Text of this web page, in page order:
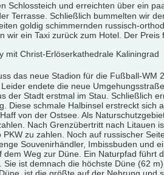
Schlossteich und erreichten über ein
Terrasse. Schließlich bummelten wir
goldig schimmernden russisch-
wir ein Taxi zurück zum Hotel. Der
das neue Stadion für die Fußball-WM
endete die neue
der Stadt erstmal im Stau. Schließlich
Diese schmale Halbinsel erstreckt sich
von der Ostsee. Als
Nach Grenzübertritt nach Litauen
zu zahlen. Noch auf russischer
Souvenirhändler, Imbissbuden und
Weg zur Düne. Ein Naturpfad führt
. Sie ist demnach die höchste Düne (62